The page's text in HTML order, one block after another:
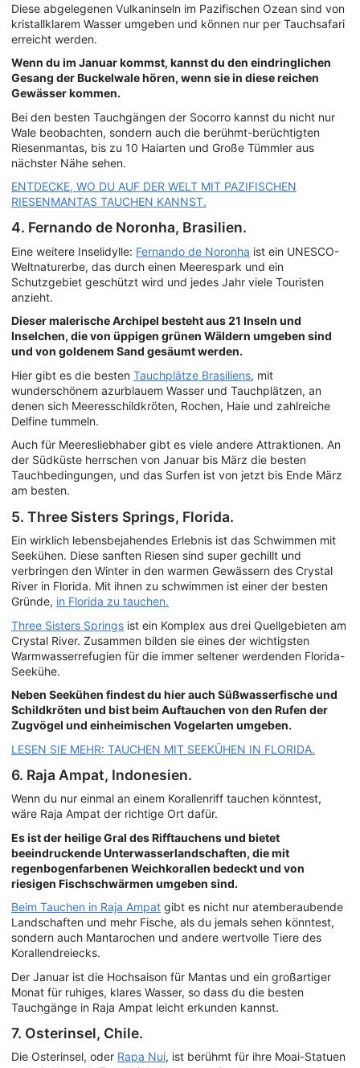
Diese abgelegenen Vulkaninseln im Pazifischen Ozean sind von
kristallklarem Wasser umgeben und können nur per Tauchsafari
erreicht werden.
Wenn du im Januar kommst, kannst du den eindringlichen
Gesang der Buckelwale hören, wenn sie in diese reichen
Gewässer kommen.
Bei den besten Tauchgängen der Socorro kannst du nicht nur
Wale beobachten, sondern auch die berühmt-berüchtigten
Riesenmantas, bis zu 10 Haiarten und Große Tümmler aus
nächster Nähe sehen.
ENTDECKE, WO DU AUF DER WELT MIT PAZIFISCHEN
RIESENMANTAS TAUCHEN KANNST.
4. Fernando de Noronha, Brasilien.
Eine weitere Inselidylle: Fernando de Noronha ist ein UNESCO-
Weltnaturerbe, das durch einen Meerespark und ein
Schutzgebiet geschützt wird und jedes Jahr viele Touristen
anzieht.
Dieser malerische Archipel besteht aus 21 Inseln und
Inselchen, die von üppigen grünen Wäldern umgeben sind
und von goldenem Sand gesäumt werden.
Hier gibt es die besten Tauchplätze Brasiliens, mit
wunderschönem azurblauem Wasser und Tauchplätzen, an
denen sich Meeresschildkröten, Rochen, Haie und zahlreiche
Delfine tummeln.
Auch für Meeresliebhaber gibt es viele andere Attraktionen. An
der Südküste herrschen von Januar bis März die besten
Tauchbedingungen, und das Surfen ist von jetzt bis Ende März
am besten.
5. Three Sisters Springs, Florida.
Ein wirklich lebensbejahendes Erlebnis ist das Schwimmen mit
Seekühen. Diese sanften Riesen sind super gechillt und
verbringen den Winter in den warmen Gewässern des Crystal
River in Florida. Mit ihnen zu schwimmen ist einer der besten
Gründe, in Florida zu tauchen.
Three Sisters Springs ist ein Komplex aus drei Quellgebieten am
Crystal River. Zusammen bilden sie eines der wichtigsten
Warmwasserrefugien für die immer seltener werdenden Florida-
Seekühe.
Neben Seekühen findest du hier auch Süßwasserfische und
Schildkröten und bist beim Auftauchen von den Rufen der
Zugvögel und einheimischen Vogelarten umgeben.
LESEN SIE MEHR: TAUCHEN MIT SEEKÜHEN IN FLORIDA.
6. Raja Ampat, Indonesien.
Wenn du nur einmal an einem Korallenriff tauchen könntest,
wäre Raja Ampat der richtige Ort dafür.
Es ist der heilige Gral des Rifftauchens und bietet
beeindruckende Unterwasserlandschaften, die mit
regenbogenfarbenen Weichkorallen bedeckt und von
riesigen Fischschwärmen umgeben sind.
Beim Tauchen in Raja Ampat gibt es nicht nur atemberaubende
Landschaften und mehr Fische, als du jemals sehen könntest,
sondern auch Mantarochen und andere wertvolle Tiere des
Korallendreiecks.
Der Januar ist die Hochsaison für Mantas und ein großartiger
Monat für ruhiges, klares Wasser, so dass du die besten
Tauchgänge in Raja Ampat leicht erkunden kannst.
7. Osterinsel, Chile.
Die Osterinsel, oder Rapa Nui, ist berühmt für ihre Moai-Statuen